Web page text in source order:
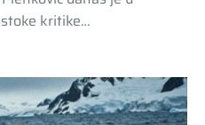
kritike…